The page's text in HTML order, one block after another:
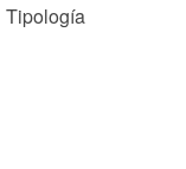
Tipología